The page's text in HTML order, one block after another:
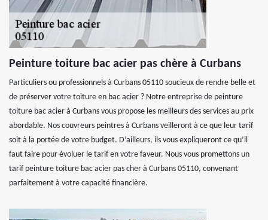
Peinture toiture bac acier pas chère à Curbans
Particuliers ou professionnels à Curbans 05110 soucieux de rendre belle et
de préserver votre toiture en bac acier ? Notre entreprise de peinture
toiture bac acier à Curbans vous propose les meilleurs des services au prix
abordable. Nos couvreurs peintres à Curbans veilleront à ce que leur tarif
soit à la portée de votre budget. D’ailleurs, ils vous expliqueront ce qu’il
faut faire pour évoluer le tarif en votre faveur. Nous vous promettons un
tarif peinture toiture bac acier pas cher à Curbans 05110, convenant
parfaitement à votre capacité financière.